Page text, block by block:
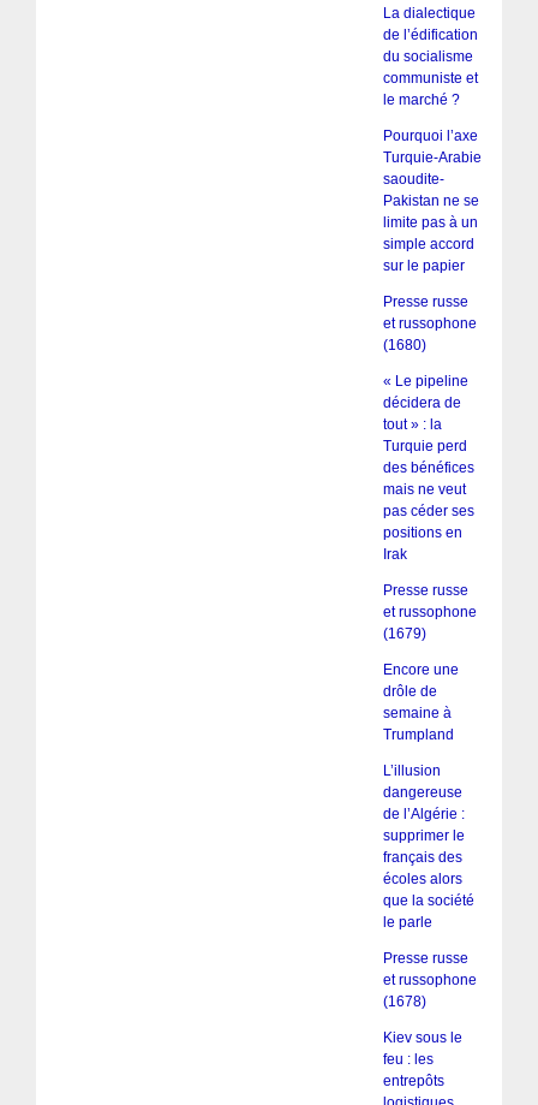
La dialectique
de l’édification
du socialisme
communiste et
le marché ?
Pourquoi l’axe
Turquie-Arabie
saoudite-
Pakistan ne se
limite pas à un
simple accord
sur le papier
Presse russe
et russophone
(1680)
« Le pipeline
décidera de
tout » : la
Turquie perd
des bénéfices
mais ne veut
pas céder ses
positions en
Irak
Presse russe
et russophone
(1679)
Encore une
drôle de
semaine à
Trumpland
L’illusion
dangereuse
de l’Algérie :
supprimer le
français des
écoles alors
que la société
le parle
Presse russe
et russophone
(1678)
Kiev sous le
feu : les
entrepôts